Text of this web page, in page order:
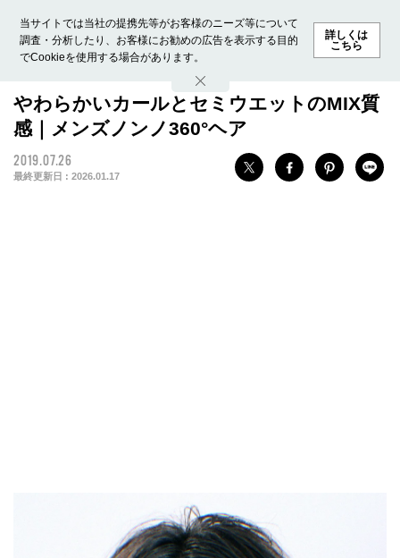
当サイトでは当社の提携先等がお客様のニーズ等について
調査・分析したり、お客様にお勧めの広告を表示する目的
でCookieを使用する場合があります。
詳しくは
こちら
ホーム モデル募集 ランキング ファッション ビューテ
やわらかいカールとセミウエットのMIX質
感｜メンズノンノ360°ヘア
2019.07.26
最終更新日 : 2026.01.17